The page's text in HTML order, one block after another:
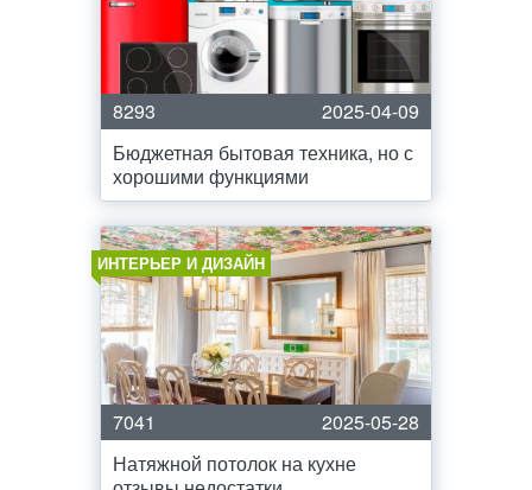
8293
2025-04-09
Бюджетная бытовая техника, но с
хорошими функциями
ИНТЕРЬЕР И ДИЗАЙН
7041
2025-05-28
Натяжной потолок на кухне